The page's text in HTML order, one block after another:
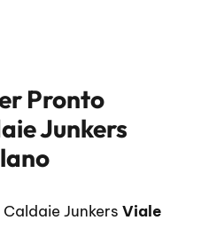
Pronto
Junkers
Junkers Viale